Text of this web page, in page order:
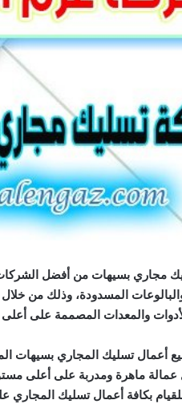
مجاري بسيهات من أفضل
المسدودة، وذلك من
والمعدات المصممة على
أعمال تسليك المجاري بسيهات
عمالة ماهرة ومدربة على أعلى
بكافة أعمال تسليك المجاري